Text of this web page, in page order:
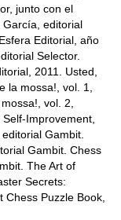
junto con el
García, editorial
Editorial, año
Selector.
2011. Usted,
la mossa!, vol. 1,
vol. 2,
Improvement,
Gambit.
Gambit. Chess
The Art of
Secrets:
Puzzle Book,